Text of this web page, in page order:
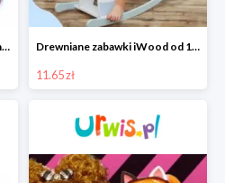
Zestawy biżuterii dla dziewczynek w Urwis.pl od 5.55 zł Drewniane zabawki iWood od 11,65 zł
11.65 zł